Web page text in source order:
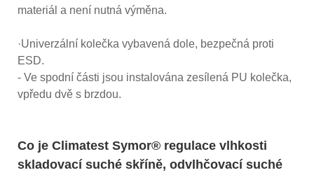
materiál a není nutná výměna.
·Univerzální kolečka vybavená dole, bezpečná proti
ESD.
- Ve spodní části jsou instalována zesílená PU kolečka,
vpředu dvě s brzdou.
Co je Climatest Symor® regulace vlhkosti
skladovací suché skříně, odvlhčovací suché